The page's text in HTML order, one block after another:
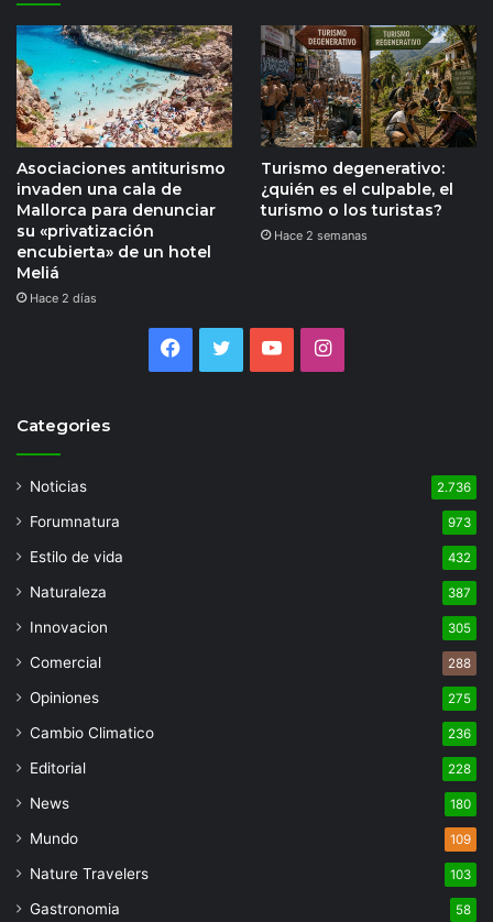
Asociaciones antiturismo
invaden una cala de
Mallorca para denunciar
su «privatización
encubierta» de un hotel
Meliá
Hace 2 días
Turismo degenerativo:
¿quién es el culpable, el
turismo o los turistas?
Hace 2 semanas
Facebook
TwitterYouTubeInstagram
Categories
Noticias 2.736
Forumnatura 973
Estilo de vida 432
Naturaleza 387
Innovacion 305
Comercial 288
Opiniones 275
Cambio Climatico 236
Editorial 228
News 180
Mundo 109
Nature Travelers 103
Gastronomia 58